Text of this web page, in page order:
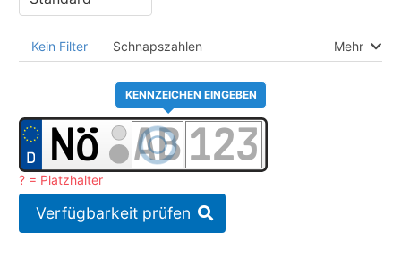
Kein Filter Schnapszahlen Mehr
KENNZEICHEN EINGEBEN
? = Platzhalter
Verfügbarkeit prüfen